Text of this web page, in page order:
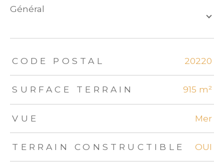
général
TRAD_ZEPHYR_Caracteristique TRAD_ZEPHYR_Valeurs
CODE POSTAL 20220
SURFACE TERRAIN 915 m²
VUE Mer
TERRAIN CONSTRUCTIBLE OUI